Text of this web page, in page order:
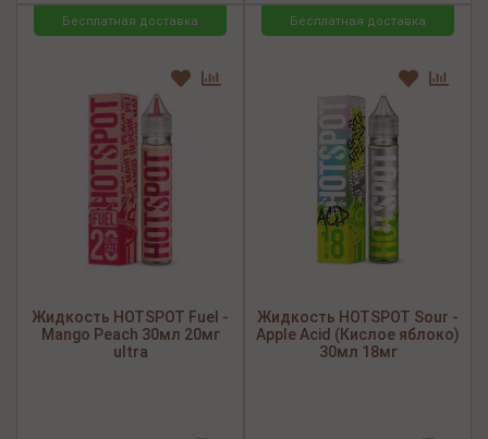
Бесплатная доставка
Жидкость HOTSPOT Fuel -
Mango Peach 30мл 20мг
ultra
Бесплатная доставка
Жидкость HOTSPOT Sour -
Apple Acid (Кислое яблоко)
30мл 18мг